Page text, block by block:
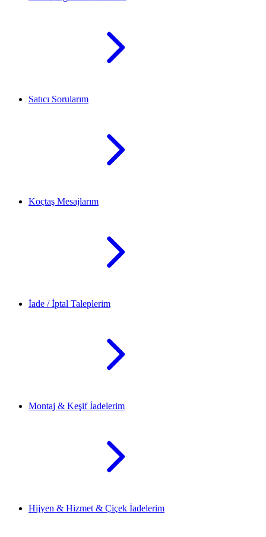
Satıcı Sorularım
Koçtaş Mesajlarım
İade / İptal Taleplerim
Montaj & Keşif İadelerim
Hijyen & Hizmet & Çiçek İadelerim